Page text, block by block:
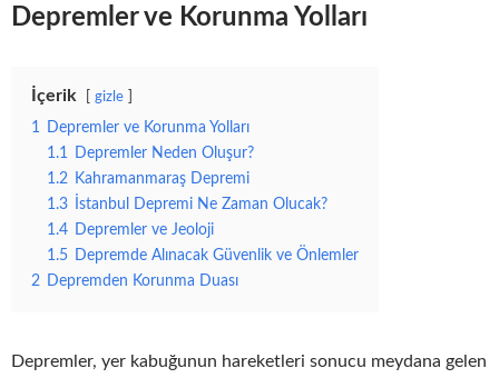
Depremler ve Korunma Yolları
İçerik gizle
1 Depremler ve Korunma Yolları
1.1 Depremler Neden Oluşur?
1.2 Kahramanmaraş Depremi
1.3
İstanbul Depremi Ne Zaman Olucak?
1.4 Depremler ve Jeoloji
1.5 Depremde Alınacak Güvenlik ve Önlemler
2 Depremden Korunma Duası
Depremler, yer kabuğunun hareketleri sonucu meydana gelen